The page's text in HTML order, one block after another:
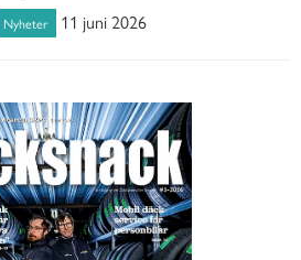
Nyheter 11 juni 2026